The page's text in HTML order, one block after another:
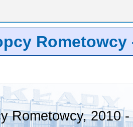
Rometowcy
Rometowcy, 2010